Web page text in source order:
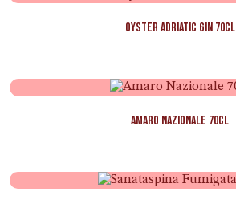
Oyster Adriatic Gin 70cl
Amaro Nazionale 70cl